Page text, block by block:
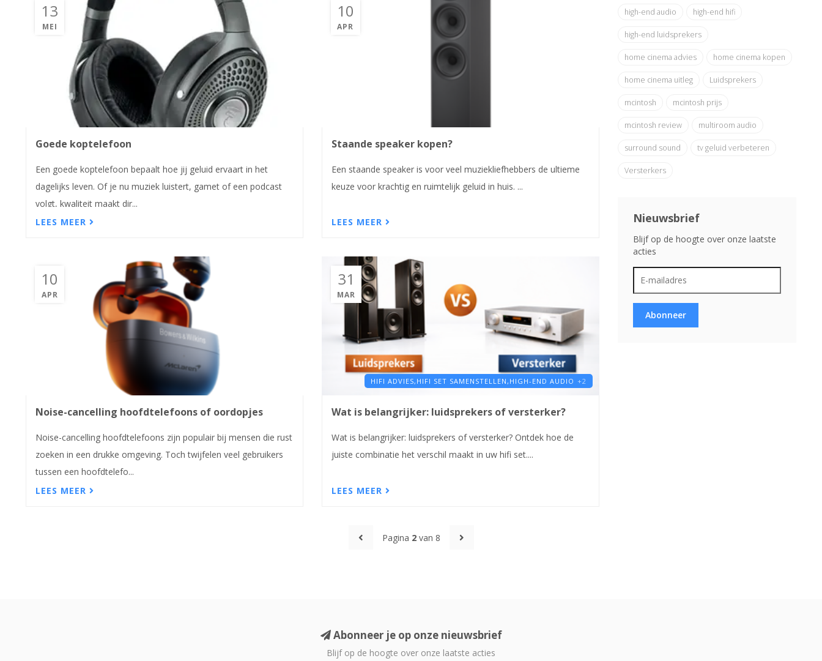
13
MEI
Goede koptelefoon
Een goede koptelefoon bepaalt hoe jij geluid ervaart in het
dagelijks leven. Of je nu muziek luistert, gamet of een podcast
volgt, kwaliteit maakt dir...
LEES MEER
10
APR
Staande speaker kopen?
Een staande speaker is voor veel muziekliefhebbers de ultieme
keuze voor krachtig en ruimtelijk geluid in huis. ...
LEES MEER
10
APR
Noise-cancelling hoofdtelefoons of oordopjes
Noise-cancelling hoofdtelefoons zijn populair bij mensen die rust
zoeken in een drukke omgeving. Toch twijfelen veel gebruikers
tussen een hoofdtelefo...
LEES MEER
31
MAR
HIFI ADVIES, HIFI SET SAMENSTELLEN, HIGH-END AUDIO +2
Wat is belangrijker: luidsprekers of versterker?
Wat is belangrijker: luidsprekers of versterker? Ontdek hoe de
juiste combinatie het verschil maakt in uw hifi set....
LEES MEER
high-end audio high-end hifi
high-end luidsprekers
home cinema advies home cinema kopen
home cinema uitleg Luidsprekers
mcintosh mcintosh prijs
mcintosh review multiroom audio
surround sound tv geluid verbeteren
Versterkers
Nieuwsbrief
Blijf op de hoogte over onze laatste
acties
Abonneer
Pagina 2van 8
Abonneer je op onze nieuwsbrief
Blijf op de hoogte over onze laatste acties